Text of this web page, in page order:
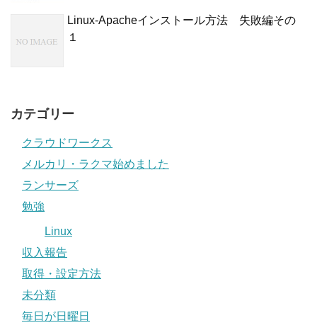
Linux-Apacheインストール方法 失敗編その
１
カテゴリー
クラウドワークス
メルカリ・ラクマ始めました
ランサーズ
勉強
Linux
収入報告
取得・設定方法
未分類
毎日が日曜日